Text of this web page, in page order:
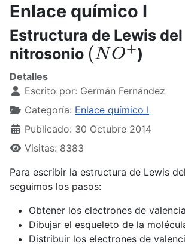
Enlace químico I
Estructura de Lewis
nitrosonio
(NO+
)
Detalles
Escrito por: Germán Fernández
Categoría: Enlace químico I
Publicado: 30 Octubre 2014
Visitas: 8383
Para escribir la estructura de Lewis
seguimos los pasos:
Obtener los electrones de
Dibujar el esqueleto de la
Distribuir los electrones de